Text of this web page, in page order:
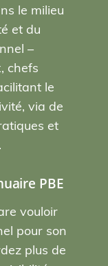
le milieu
et du
–
chefs
le
via de
et
PBE
vouloir
pour son
plus de